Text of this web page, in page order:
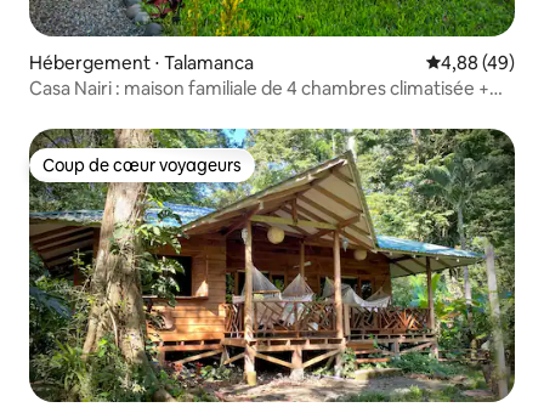
Hébergement ⋅ Talamanca Évaluation
4,88 (49)
Casa Nairi : maison familiale de 4 chambres climatisée +
Coup de cœur voyageurs
Coup de cœur voyageurs